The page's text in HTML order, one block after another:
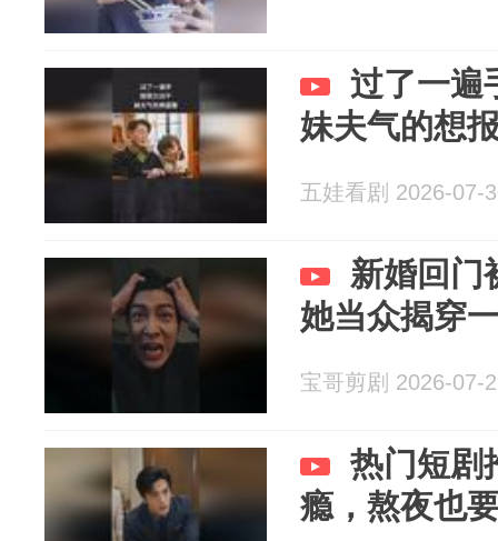
过了一遍
妹夫气的想
五娃看剧 2026-07-
新婚回门
她当众揭穿
宝哥剪剧 2026-07-
热门短剧
瘾，熬夜也